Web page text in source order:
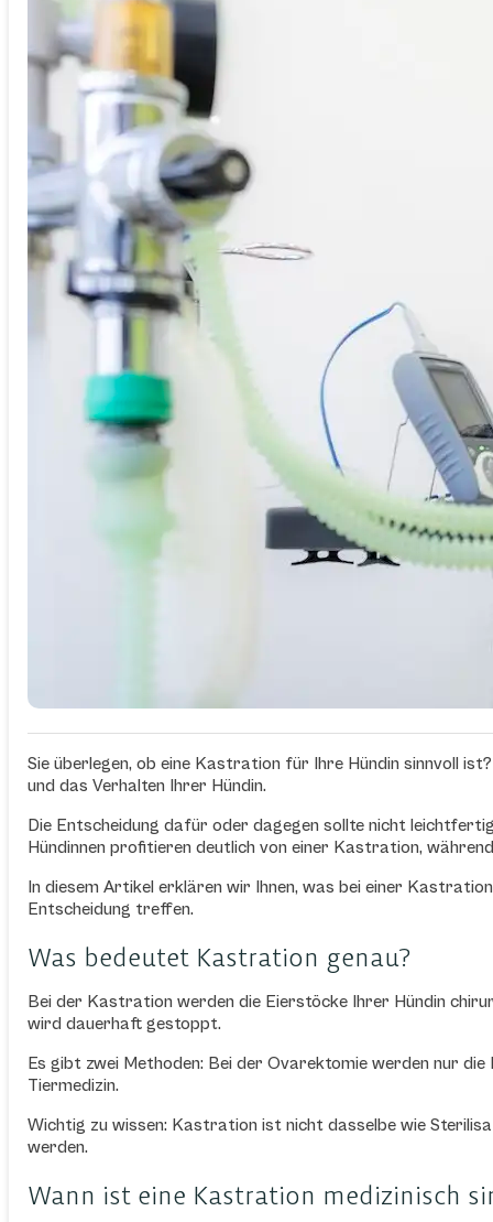
Sie überlegen, ob eine Kastration für Ihre Hündin sinnvoll
und das Verhalten Ihrer Hündin.
Die Entscheidung dafür oder dagegen sollte nicht
Hündinnen profitieren deutlich von einer Kastration,
In diesem Artikel erklären wir Ihnen, was bei einer
Entscheidung treffen.
Was bedeutet Kastration genau?
Bei der Kastration werden die Eierstöcke Ihrer Hündin
wird dauerhaft gestoppt.
Es gibt zwei Methoden: Bei der Ovarektomie werden nur
Tiermedizin.
Wichtig zu wissen: Kastration ist nicht dasselbe wie
werden.
Wann ist eine Kastration medizinisch